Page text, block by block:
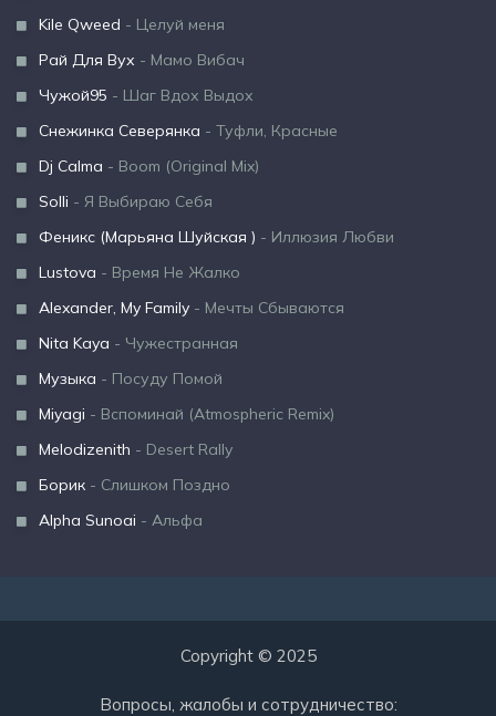
Kile Qweed - Целуй меня
Рай Для Вух - Мамо Вибач
Чужой95 - Шаг Вдох Выдох
Снежинка Северянка - Туфли, Красные
Dj Calma - Boom (Original Mix)
Solli - Я Выбираю Себя
Феникс (Марьяна Шуйская ) - Иллюзия Любви
Lustova - Время Не Жалко
Alexander, My Family - Мечты Сбываются
Nita Kaya - Чужестранная
Музыка - Посуду Помой
Miyagi - Вспоминай (Atmospheric Remix)
Melodizenith - Desert Rally
Борик - Слишком Поздно
Alpha Sunoai - Альфа
Copyright © 2025
Вопросы, жалобы и сотрудничество: